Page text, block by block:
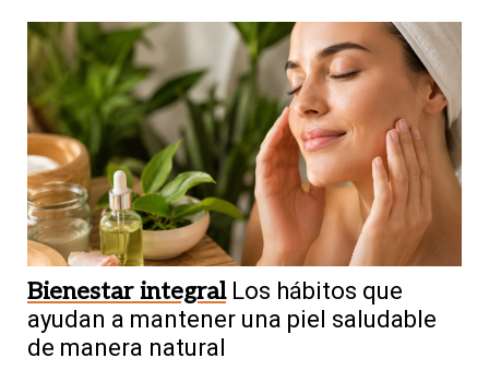
Bienestar integral Los hábitos que
ayudan a mantener una piel saludable
de manera natural